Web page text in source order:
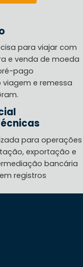
para viajar com
e venda de moeda
pago
viagem e remessa
para operações
exportação e
bancária
registros